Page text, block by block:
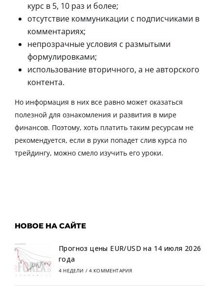
курс в 5, 10 раз и более;
отсутствие коммуникации с подписчиками в
комментариях;
непрозрачные условия с размытыми
формулировками;
использование вторичного, а не авторского
контента.
Но информация в них все равно может оказаться
полезной для ознакомления и развития в мире
финансов. Поэтому, хоть платить таким ресурсам не
рекомендуется, если в руки попадет слив курса по
трейдингу, можно смело изучить его уроки.
НОВОЕ НА САЙТЕ
Прогноз цены EUR/USD на 14 июля 2026
года
4 НЕДЕЛИ / 4 КОММЕНТАРИЯ